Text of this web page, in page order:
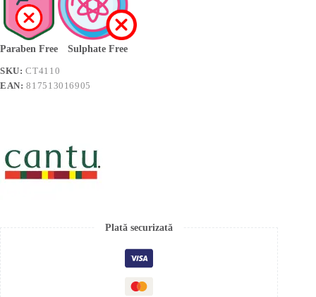
Paraben Free Sulphate Free
SKU:CT4110
EAN:817513016905
Plată securizată